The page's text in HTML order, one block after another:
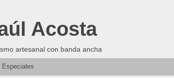
Acosta
artesanal con banda ancha
Especiales